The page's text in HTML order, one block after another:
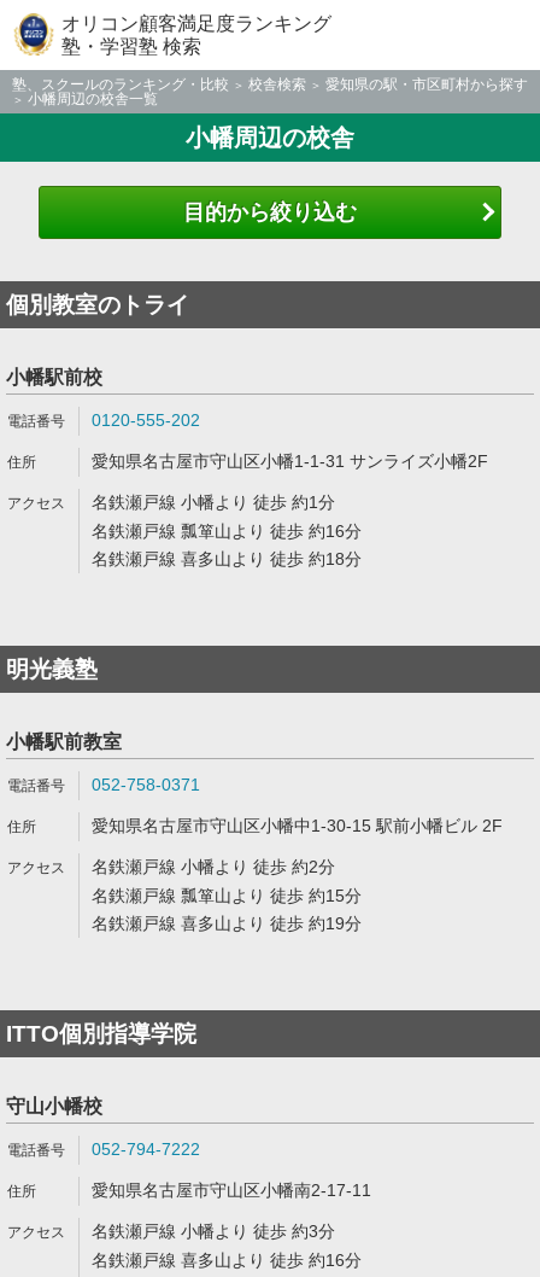
オリコン顧客満足度ランキング
塾・学習塾 検索
塾、スクールのランキング・比較 校舎検索
愛知県の駅・市区町村から探す
小幡周辺の校舎一覧
小幡周辺の校舎
目的から絞り込む
個別教室のトライ
小幡駅前校
0120-555-202
愛知県名古屋市守山区小幡1-1-31 サンライズ小幡2F
名鉄瀬戸線 小幡より 徒歩 約1分
名鉄瀬戸線 瓢箪山より 徒歩 約16分
名鉄瀬戸線 喜多山より 徒歩 約18分
明光義塾
小幡駅前教室
052-758-0371
愛知県名古屋市守山区小幡中1-30-15 駅前小幡ビル 2F
名鉄瀬戸線 小幡より 徒歩 約2分
名鉄瀬戸線 瓢箪山より 徒歩 約15分
名鉄瀬戸線 喜多山より 徒歩 約19分
ITTO個別指導学院
守山小幡校
052-794-7222
愛知県名古屋市守山区小幡南2-17-11
名鉄瀬戸線 小幡より 徒歩 約3分
名鉄瀬戸線 喜多山より 徒歩 約16分